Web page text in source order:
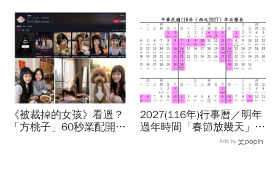
縣市達停班課標準
Hello Kitty、酷洛米18款全
搜集
《被裁掉的女孩》看過？
「方桃子」60秒業配開價
2027(116年)行事曆／明年
過年時間「春節放幾天」、
寒假時間暑假日期？連假3
Ads by